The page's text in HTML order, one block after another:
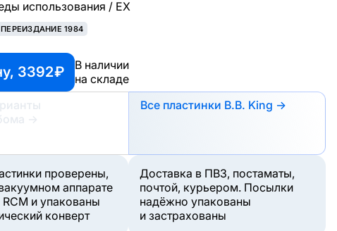
использования / EX
ПЕРЕИЗДАНИЕ 1984
3392 ₽
В наличии
на складе
→
Все пластинки B.B. King →
проверены,
аппарате
и упакованы
конверт
Доставка в ПВЗ, постаматы,
почтой, курьером. Посылки
надёжно упакованы
и застрахованы